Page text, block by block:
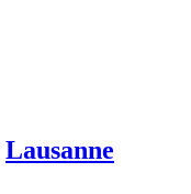
Lausanne